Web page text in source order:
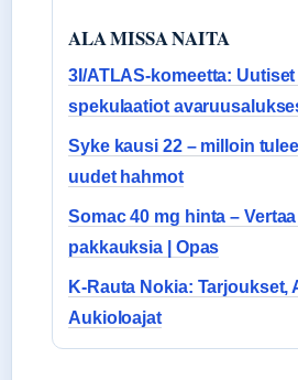
ALA MISSA NAITA
3I/ATLAS-komeetta: Uutiset
spekulaatiot
Syke kausi 22 – milloin
uudet hahmot
Somac 40 mg hinta –
pakkauksia | Opas
K-Rauta Nokia: Tarjoukset,
Aukioloajat